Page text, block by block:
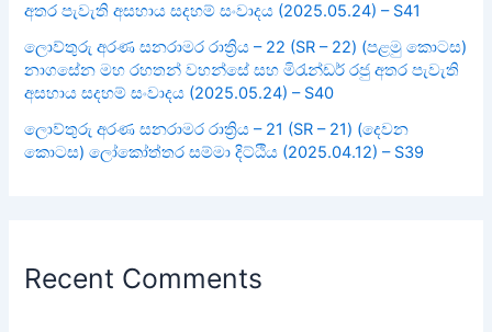
අතර පැවැති අසහාය සදහම් සංවාදය (2025.05.24) – S41
ලොව්තුරු අරණ සනරාමර රාත්‍රිය – 22 (SR – 22) (පළමු කොටස)
නාගසේන මහ රහතන් වහන්සේ සහ මිරැන්ඩර් රජු අතර පැවැති
අසහාය සදහම් සංවාදය (2025.05.24) – S40
ලොව්තුරු අරණ සනරාමර රාත්‍රිය – 21 (SR – 21) (දෙවන
කොටස) ලෝකෝත්තර සම්මා දිට්ඨිය (2025.04.12) – S39
Recent Comments